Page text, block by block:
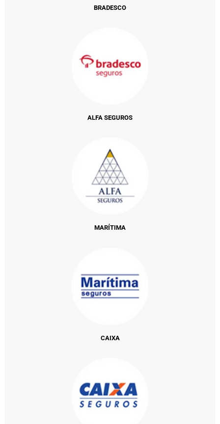
BRADESCO
ALFA SEGUROS
MARÍTIMA
CAIXA